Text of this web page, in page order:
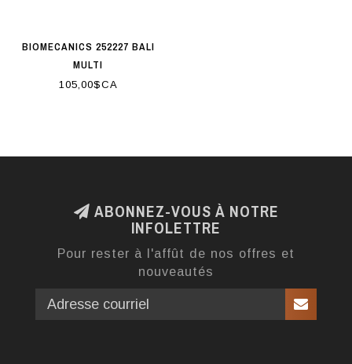
BIOMECANICS 252227 BALI
MULTI
105,00$CA
ABONNEZ-VOUS À NOTRE
INFOLETTRE
Pour rester à l'affût de nos offres et
nouveautés